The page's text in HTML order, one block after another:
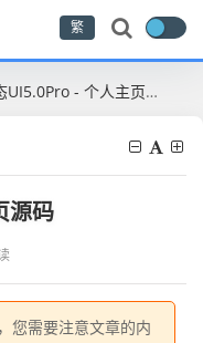
繁
- 个人主页源码
源码
您需要注意文章的内